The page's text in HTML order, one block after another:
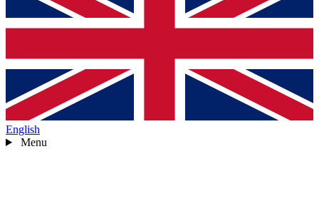
English
Menu